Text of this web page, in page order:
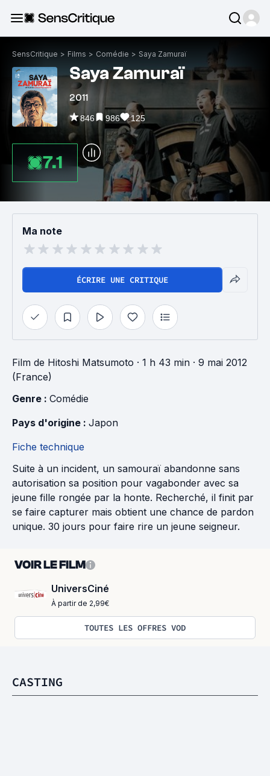
SensCritique > Films > Comédie > Saya Zamuraï
Saya Zamuraï
2011
846 986 125
7.1
Ma note
ÉCRIRE UNE CRITIQUE
Film de Hitoshi Matsumoto · 1 h 43 min · 9 mai 2012
(France)
Genre : Comédie
Pays d'origine : Japon
Fiche technique
Suite à un incident, un samouraï abandonne sans
autorisation sa position pour vagabonder avec sa
jeune fille rongée par la honte. Recherché, il finit par
se faire capturer mais obtient une chance de pardon
unique. 30 jours pour faire rire un jeune seigneur.
VOIR LE FILM
UniversCiné
À partir de 2,99€
TOUTES LES OFFRES VOD
CASTING